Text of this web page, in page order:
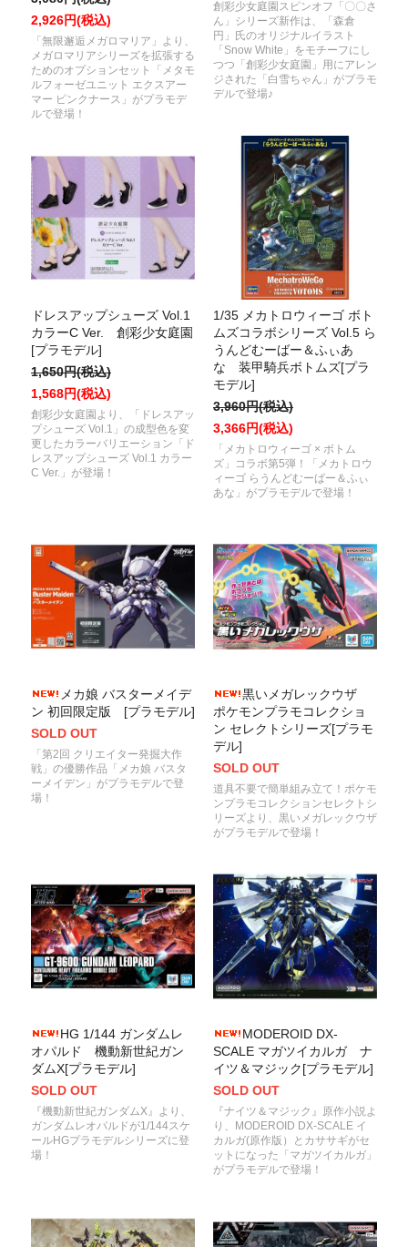
2,926円(税込)
「無限邂逅メガロマリア」より、
メガロマリアシリーズを拡張する
ためのオプションセット「メタモ
ルフォーゼユニット エクスアー
マー ピンクナース」がプラモデ
ルで登場！
創彩少女庭園スピンオフ「〇〇さ
ん」シリーズ新作は、「森倉
円」氏のオリジナルイラスト
「Snow White」をモチーフにし
つつ「創彩少女庭園」用にアレン
ジされた「白雪ちゃん」がプラモ
デルで登場♪
ドレスアップシューズ Vol.1
カラーC Ver. 創彩少女庭園
[プラモデル]
1,650円(税込)
1,568円(税込)
創彩少女庭園より、「ドレスアッ
プシューズ Vol.1」の成型色を変
更したカラーバリエーション「ド
レスアップシューズ Vol.1 カラー
C Ver.」が登場！
1/35 メカトロウィーゴ ボト
ムズコラボシリーズ Vol.5 ら
うんどむーばー＆ふぃあ
な 装甲騎兵ボトムズ[プラ
モデル]
3,960円(税込)
3,366円(税込)
「メカトロウィーゴ × ボトム
ズ」コラボ第5弾！「メカトロウ
ィーゴ らうんどむーばー＆ふぃ
あな」がプラモデルで登場！
メカ娘 バスターメイデ
ン 初回限定版 [プラモデル]
SOLD OUT
「第2回 クリエイター発掘大作
戦」の優勝作品「メカ娘 バスタ
ーメイデン」がプラモデルで登
場！
黒いメガレックウザ
ポケモンプラモコレクショ
ン セレクトシリーズ[プラモ
デル]
SOLD OUT
道具不要で簡単組み立て！ポケモ
ンプラモコレクションセレクトシ
リーズより、黒いメガレックウザ
がプラモデルで登場！
HG 1/144 ガンダムレ
オパルド 機動新世紀ガン
ダムX[プラモデル]
SOLD OUT
『機動新世紀ガンダムX』より、
ガンダムレオパルドが1/144スケ
ールHGプラモデルシリーズに登
場！
MODEROID DX-
SCALE マガツイカルガ ナ
イツ＆マジック[プラモデル]
SOLD OUT
『ナイツ＆マジック』原作小説よ
り、MODEROID DX-SCALE イ
カルガ(原作版）とカササギがセ
ットになった「マガツイカルガ」
がプラモデルで登場！